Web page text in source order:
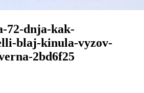
72-dnja-kak-
blaj-kinula-vyzov-
2bd6f25